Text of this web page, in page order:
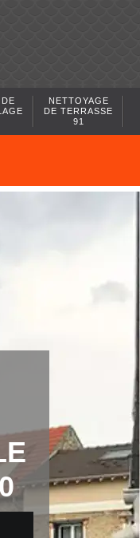
NETTOYAGE
DE TERRASSE
91